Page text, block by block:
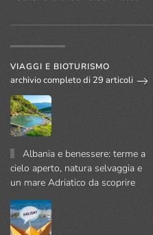
VIAGGI E BIOTURISMO
archivio completo di 29 articoli
Albania e benessere: terme a
cielo aperto, natura selvaggia e
un mare Adriatico da scoprire